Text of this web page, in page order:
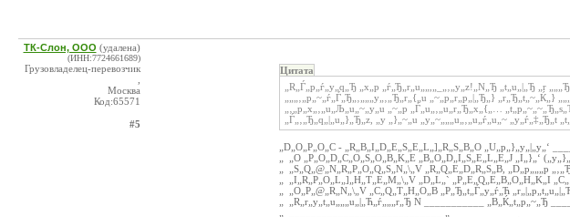
ТК-Слон, ООО (удалена)
(ИНН:7724661689)
Грузовладелец-перевозчик
Москва
Код:65571
#5
Цитата
„R„Ѓ„p„ѓ„y„q„Ђ „x„p „ѓ„Ђ„r„u„„,„_„‚„y„z!„N„Ђ „t„u„|„Ђ „r
„„„‚„p„~„ѓ„Ѓ„Ђ„‚„„„y„‚„Ђ„r„{„u „~„p„r„p„|„Ђ„} „r„Ђ„t„~„Ќ„}
„‚„p„x„‚„u„Љ„u„~„y„u „~„p „Ѓ„u„‚„u„r„Ђ„x„{„…
„Ѓ„‚„Ђ„q„|„u„}„Ђ„z, „y „}„~„u „y„~„„„u„‚„u„ѓ„u„~ „y„ѓ„‡„Ђ„t
„D„O„P„O„C - „R„B„I„D„E„S„E„L„]„R„S„B„O „U„p„}„y„|„y„‘
„ „O „P„O„D„C„O„S„O„B„K„E „B„O„D„I„S„E„L„E„J „I„}„‘
„ „S„Q„@„N„R„P„O„Q„S„N„\„V „R„Q„E„D„R„S„B, „D„p„„„p
„ „I„R„P„O„L„]„H„T„E„M„\„V „D„L„` „P„E„Q„E„B„O„H„K„I
„ „O„P„@„R„N„\„V „C„Q„T„H„O„B „P„Ђ„t„Ѓ„y„ѓ„Ћ
„ „R„r„y„t„u„„„u„|„Ћ„ѓ„„„r„Ђ N ___________ „B„Ќ„t„p„~„Ђ